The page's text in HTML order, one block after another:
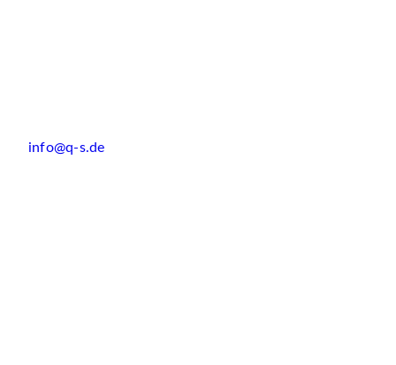
info@q-s.de